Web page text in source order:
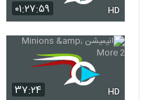
۰۱:۲۷:۵۹ HD
۳۷:۲۴ HD